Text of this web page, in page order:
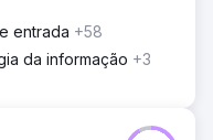
entrada +58
da informação +3